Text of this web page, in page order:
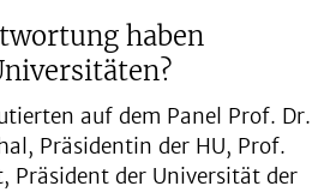
haben
auf dem Panel Prof. Dr.
Präsidentin der HU, Prof.
Präsident der Universität der